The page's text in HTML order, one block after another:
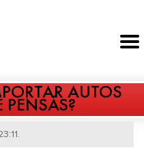
AUTOS